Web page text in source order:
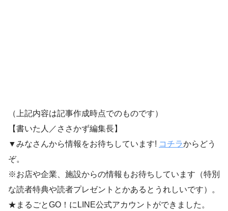
（上記内容は記事作成時点でのものです）
【書いた人／ささかず編集長】
▼みなさんから情報をお待ちしています! コチラからどう
ぞ。
※お店や企業、施設からの情報もお待ちしています（特別
な読者特典や読者プレゼントとかあるとうれしいです）。
★まるごとGO！にLINE公式アカウントができました。